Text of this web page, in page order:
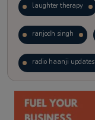
laughter therapy
ranjodh singh
radio haanji updates
kitaab kahani